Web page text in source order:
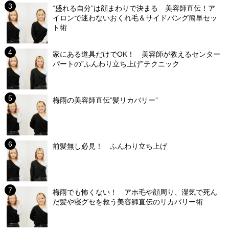
“盛れる自分”は顔まわりで決まる 美容師直伝！ア
イロンで迷わないおくれ毛＆サイドバング簡単セッ
ト術
家にある道具だけでOK！ 美容師が教えるセンター
パートの”ふんわり立ち上げ”テクニック
梅雨の美容師直伝”髪リカバリー”
前髪無し必見！ ふんわり立ち上げ
梅雨でも怖くない！ アホ毛や顔周り、湿気で死ん
だ髪や寝グセを救う美容師直伝のリカバリー術